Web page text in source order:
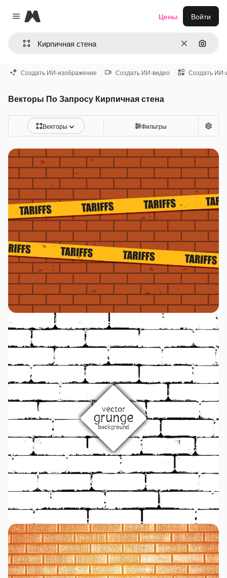
Close menu
Magnific
ОчиститьПоиск
Цены Войти
Создать ИИ-изображение Создать ИИ-видео Создать ИИ-
Векторы По Запросу Кирпичная стена
Векторы Фильтры